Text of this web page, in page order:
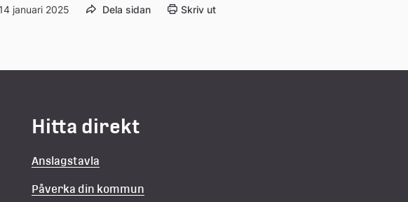
januari 2025 Dela sidan Skriv ut
Hitta direkt
Anslagstavla
Påverka din kommun